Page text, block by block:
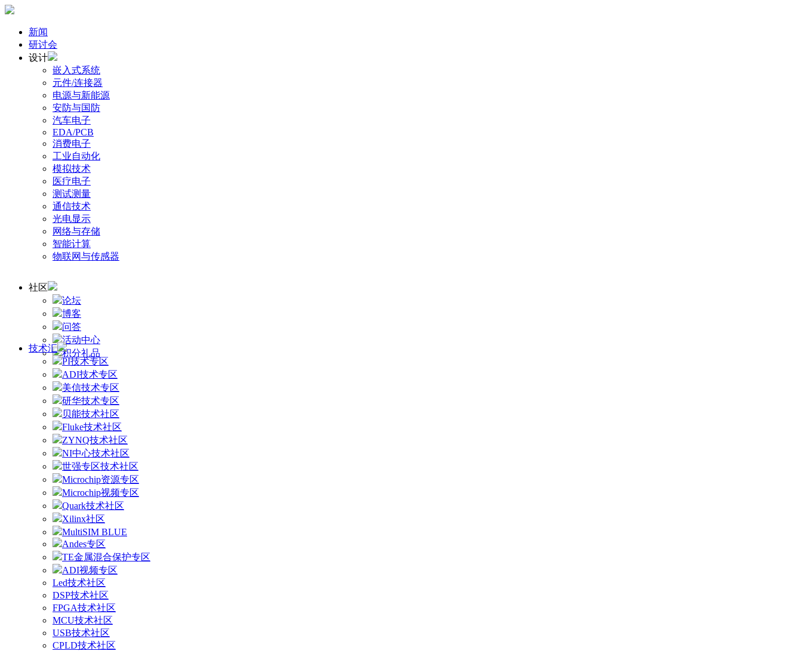
新闻
研讨会
设计
嵌入式系统
元件/连接器
电源与新能源
安防与国防
汽车电子
EDA/PCB
消费电子
工业自动化
模拟技术
医疗电子
测试测量
通信技术
光电显示
网络与存储
智能计算
物联网与传感器
社区
论坛
博客
问答
活动中心
积分礼品
技术汇
PI技术专区
ADI技术专区
美信技术专区
研华技术专区
贝能技术社区
Fluke技术社区
ZYNQ技术社区
NI中心技术社区
世强专区技术社区
Microchip资源专区
Microchip视频专区
Quark技术社区
Xilinx社区
MultiSIM BLUE
Andes专区
TE金属混合保护专区
ADI视频专区
Led技术社区
DSP技术社区
FPGA技术社区
MCU技术社区
USB技术社区
CPLD技术社区